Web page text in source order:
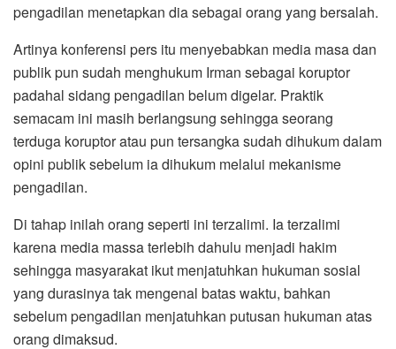
pengadilan menetapkan dia sebagai orang yang bersalah.
Artinya konferensi pers itu menyebabkan media masa dan
publik pun sudah menghukum Irman sebagai koruptor
padahal sidang pengadilan belum digelar. Praktik
semacam ini masih berlangsung sehingga seorang
terduga koruptor atau pun tersangka sudah dihukum dalam
opini publik sebelum ia dihukum melalui mekanisme
pengadilan.
Di tahap inilah orang seperti ini terzalimi. Ia terzalimi
karena media massa terlebih dahulu menjadi hakim
sehingga masyarakat ikut menjatuhkan hukuman sosial
yang durasinya tak mengenal batas waktu, bahkan
sebelum pengadilan menjatuhkan putusan hukuman atas
orang dimaksud.